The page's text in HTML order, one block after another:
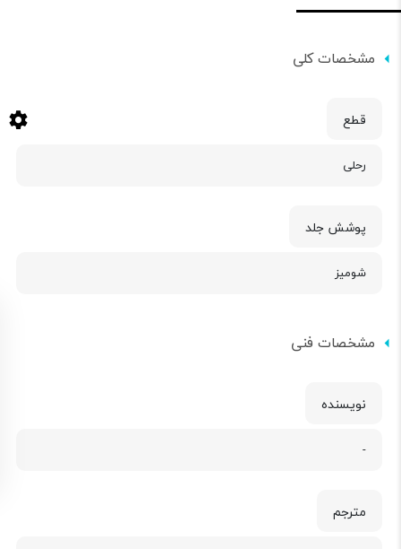
مشخصات کلی
قطع
رحلی
پوشش جلد
شومیز
مشخصات فنی
نویسنده
-
مترجم